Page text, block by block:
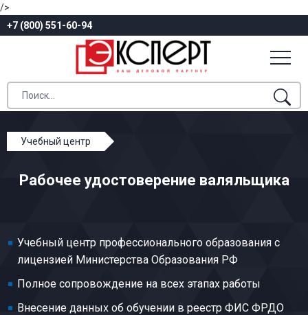
/>
+7 (800) 551-60-94
Учебный центр
Валяльно-войлочное производство
Рабочее удостоверение валяльщика
Учебный центр профессионального образования с
лицензией Министерства Образования РФ
Полное сопровождение на всех этапах работы
Внесение данных об обучении в реестр ФИС ФРДО